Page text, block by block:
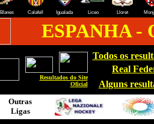
Blanes Calafell Igualada Liceo Lloret
ESPANHA -
Resultados do Site
Oficial
Todos os
Real
Alguns
Outras
Ligas